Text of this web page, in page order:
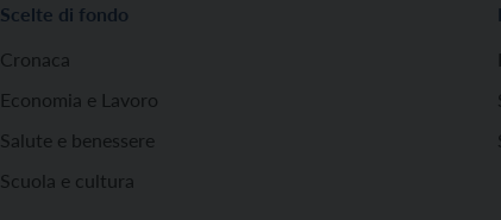
Scelte di fondo
Cronaca
Economia e Lavoro
Salute e benessere
Scuola e cultura